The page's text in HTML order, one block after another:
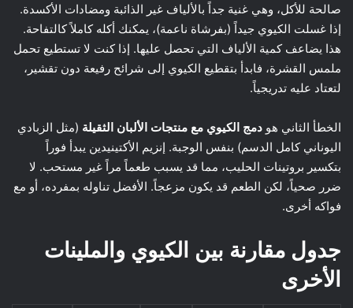
صالحة للأكل، وهي غنية جداً بالألياف غير الذائبة ومضادات الأكسدة.
إذا غسلت الكيوي جيداً (بفرشاة ناعمة)، يمكنك أكله كاملاً كالتفاحة.
هذا يضاعف كمية الألياف التي تحصل عليها. إذا كنت لا تستطيع تحمل
ملمس القشرة، فابدأ بتقطيع الكيوي إلى شرائح رفيعة دون تقشير،
لتعتاد عليه تدريجياً.
الخطأ الثاني هو دمج الكيوي مع منتجات الألبان الثقيلة (مثل الزبادي
اليوناني كامل الدسم) بنفس الوجبة. إنزيم الأكتينيدين يبدأ فوراً
بتكسير بروتينات الحليب، مما قد يسبب طعماً مراً غير مستحب. لا
ضرر صحياً، لكن الطعم قد يكون مزعجاً. الأفضل تناوله بمفرده، أو مع
فواكه أخرى.
جدول مقارنة بين الكيوي والملينات
الأخرى